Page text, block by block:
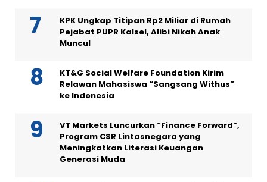
KPK Ungkap Titipan Rp2 Miliar di Rumah
Pejabat PUPR Kalsel, Alibi Nikah Anak
Muncul
KT&G Social Welfare Foundation Kirim
Relawan Mahasiswa “Sangsang Withus”
ke Indonesia
VT Markets Luncurkan “Finance Forward”,
Program CSR Lintasnegara yang
Meningkatkan Literasi Keuangan
Generasi Muda